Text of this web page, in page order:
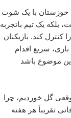
خوزستان با یک شوت
بلکه یک تیم باتجربه
کند. بازیکنان
سریع اقدام
موضوع باشد
گل خوردیم، چرا
تقریباً هر هفته